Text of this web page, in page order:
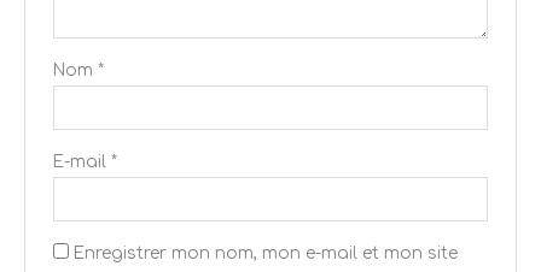
Nom *
E-mail *
Enregistrer mon nom, mon e-mail et mon site